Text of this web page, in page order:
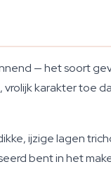
— het soort
karakter toe
ijzige lagen
bent in het